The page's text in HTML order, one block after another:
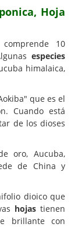
Hoja
10
especies
himalaica,
que es el
Cuando está
de los dioses
oro, Aucuba,
de China y
dioico que
hojastienen
brillante con